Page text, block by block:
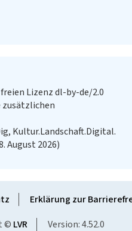
Lizenz dl-by-de/2.0
zusätzlichen
Kultur.Landschaft.Digital.
August 2026)
Erklärung zur
© LVR Version: 4.52.0